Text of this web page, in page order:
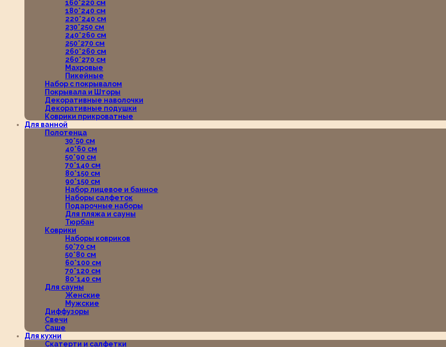
160*220 см
180*240 см
220*240 см
230*250 см
240*260 см
250*270 см
260*260 см
260*270 см
Махровые
Пикейные
Набор с покрывалом
Покрывала и Шторы
Декоративные наволочки
Декоративные подушки
Коврики прикроватные
Для ванной
Полотенца
30*50 см
40*60 см
50*90 см
70*140 см
80*150 см
90*150 см
Набор лицевое и банное
Наборы салфеток
Подарочные наборы
Для пляжа и сауны
Тюрбан
Коврики
Наборы ковриков
50*70 см
50*80 см
60*100 см
70*120 см
80*140 см
Для сауны
Женские
Мужские
Диффузоры
Свечи
Саше
Для кухни
Скатерти и салфетки